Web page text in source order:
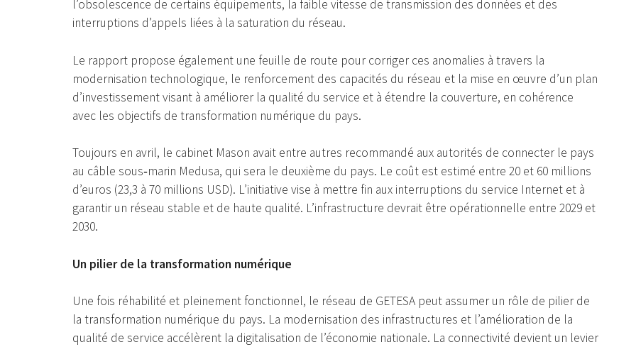
l’obsolescence de certains équipements, la faible vitesse de transmission des données et des
interruptions d’appels liées à la saturation du réseau.
Le rapport propose également une feuille de route pour corriger ces anomalies à travers la
modernisation technologique, le renforcement des capacités du réseau et la mise en œuvre d’un plan
d’investissement visant à améliorer la qualité du service et à étendre la couverture, en cohérence
avec les objectifs de transformation numérique du pays.
Toujours en avril, le cabinet Mason avait entre autres recommandé aux autorités de connecter le pays
au câble sous‑marin Medusa, qui sera le deuxième du pays. Le coût est estimé entre 20 et 60 millions
d’euros (23,3 à 70 millions USD). L’initiative vise à mettre fin aux interruptions du service Internet et à
garantir un réseau stable et de haute qualité. L’infrastructure devrait être opérationnelle entre 2029 et
2030.
Un pilier de la transformation numérique
Une fois réhabilité et pleinement fonctionnel, le réseau de GETESA peut assumer un rôle de pilier de
la transformation numérique du pays. La modernisation des infrastructures et l’amélioration de la
qualité de service accélèrent la digitalisation de l’économie nationale. La connectivité devient un levier